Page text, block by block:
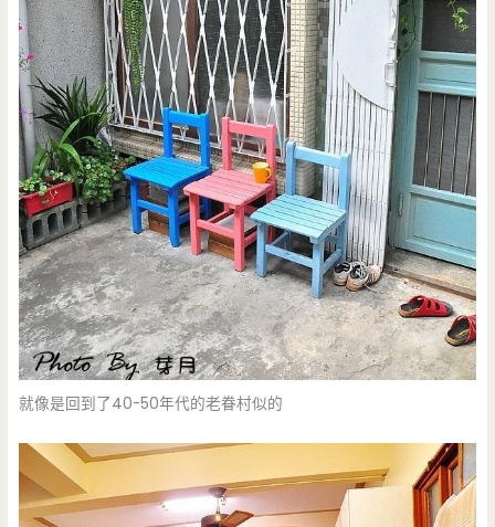
就像是回到了40-50年代的老眷村似的